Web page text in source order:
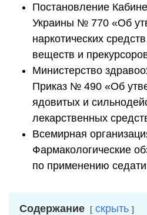
Постановление
Украины № 770 «Об
наркотических
веществ и
Министерство
Приказ № 490 «Об
ядовитых и
лекарственных
Всемирная
Фармакологические
по применению
Содержание
скрыть